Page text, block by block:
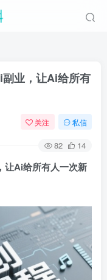
业，让Ai给所有
关注 私信
82 14
让Ai给所有人一次新